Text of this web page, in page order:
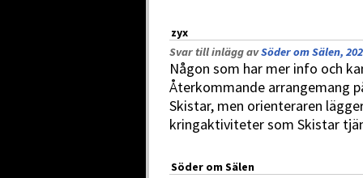
zyx
Svar till inlägg avSöder om Sälen,
Någon som har mer info och
Återkommande arrangemang
Skistar, men orienteraren
kringaktiviteter som Skistar
Söder om Sälen